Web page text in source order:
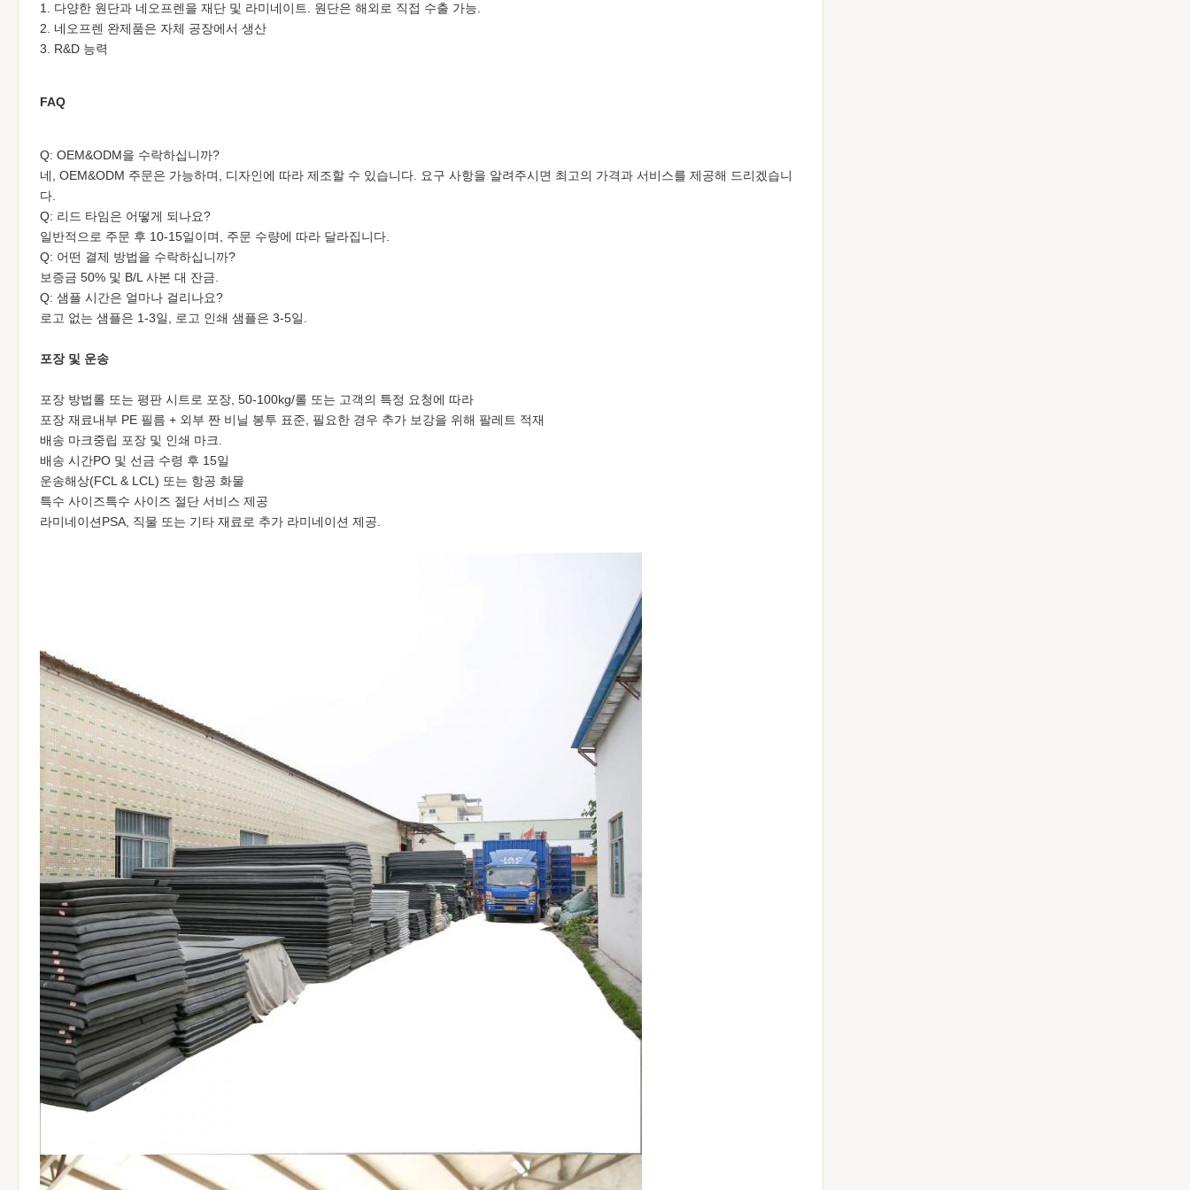
1. 다양한 원단과 네오프렌을 재단 및 라미네이트. 원단은 해외로 직접 수출 가능.
2. 네오프렌 완제품은 자체 공장에서 생산
3. R&D 능력
FAQ
Q: OEM&ODM을 수락하십니까?
네, OEM&ODM 주문은 가능하며, 디자인에 따라 제조할 수 있습니다. 요구 사항을 알려주시면 최고의 가격과 서비스를 제공해 드리겠습니
다.
Q: 리드 타임은 어떻게 되나요?
일반적으로 주문 후 10-15일이며, 주문 수량에 따라 달라집니다.
Q: 어떤 결제 방법을 수락하십니까?
보증금 50% 및 B/L 사본 대 잔금.
Q: 샘플 시간은 얼마나 걸리나요?
로고 없는 샘플은 1-3일, 로고 인쇄 샘플은 3-5일.
포장 및 운송
포장 방법롤 또는 평판 시트로 포장, 50-100kg/롤 또는 고객의 특정 요청에 따라
포장 재료내부 PE 필름 + 외부 짠 비닐 봉투 표준, 필요한 경우 추가 보강을 위해 팔레트 적재
배송 마크중립 포장 및 인쇄 마크.
배송 시간PO 및 선금 수령 후 15일
운송해상(FCL & LCL) 또는 항공 화물
특수 사이즈특수 사이즈 절단 서비스 제공
라미네이션PSA, 직물 또는 기타 재료로 추가 라미네이션 제공.